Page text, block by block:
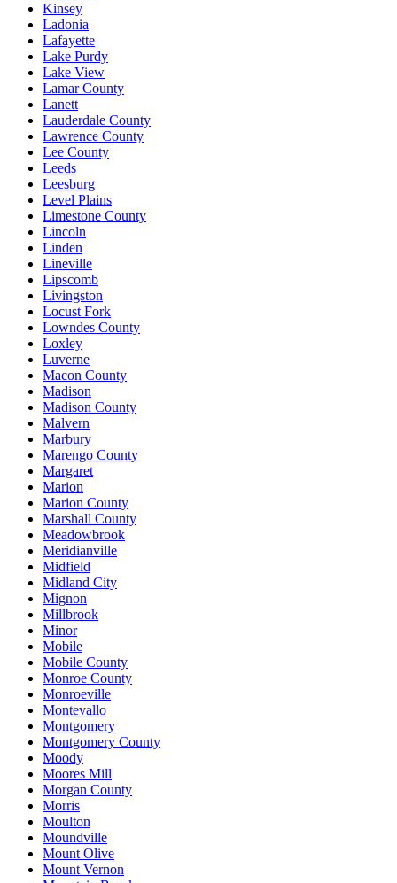
Kinsey
Ladonia
Lafayette
Lake Purdy
Lake View
Lamar County
Lanett
Lauderdale County
Lawrence County
Lee County
Leeds
Leesburg
Level Plains
Limestone County
Lincoln
Linden
Lineville
Lipscomb
Livingston
Locust Fork
Lowndes County
Loxley
Luverne
Macon County
Madison
Madison County
Malvern
Marbury
Marengo County
Margaret
Marion
Marion County
Marshall County
Meadowbrook
Meridianville
Midfield
Midland City
Mignon
Millbrook
Minor
Mobile
Mobile County
Monroe County
Monroeville
Montevallo
Montgomery
Montgomery County
Moody
Moores Mill
Morgan County
Morris
Moulton
Moundville
Mount Olive
Mount Vernon